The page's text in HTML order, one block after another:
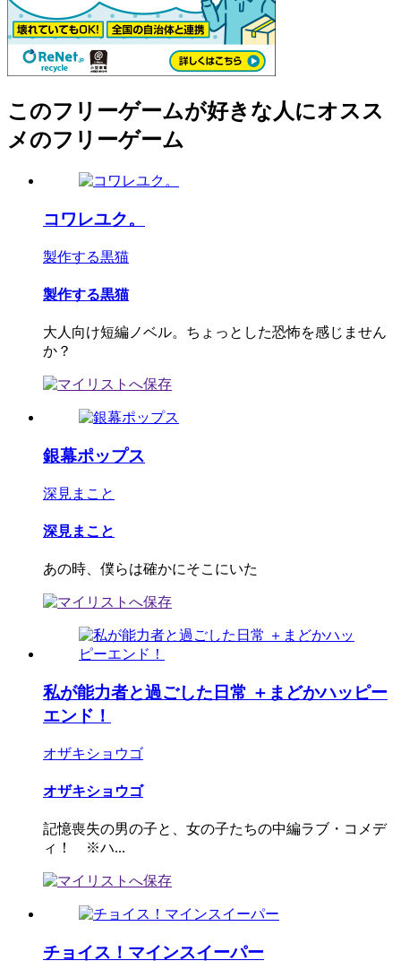
このフリーゲームが好きな人にオスス
メのフリーゲーム
コワレユク。
製作する黒猫
製作する黒猫
大人向け短編ノベル。ちょっとした恐怖を感じません
か？
銀幕ポップス
深見まこと
深見まこと
あの時、僕らは確かにそこにいた
私が能力者と過ごした日常 ＋まどかハッピー
エンド！
オザキショウゴ
オザキショウゴ
記憶喪失の男の子と、女の子たちの中編ラブ・コメデ
ィ！ ※ハ...
チョイス！マインスイーパー